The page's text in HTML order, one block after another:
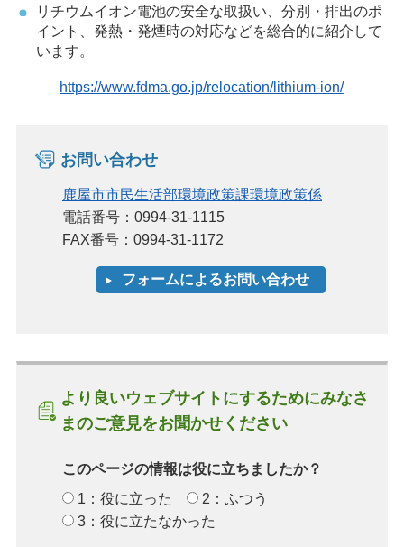
リチウムイオン電池の安全な取扱い、分別・排出のポ
イント、発熱・発煙時の対応などを総合的に紹介して
います。
https://www.fdma.go.jp/relocation/lithium-ion/
お問い合わせ
鹿屋市市民生活部環境政策課環境政策係
電話番号：0994-31-1115
FAX番号：0994-31-1172
より良いウェブサイトにするためにみなさ
まのご意見をお聞かせください
このページの情報は役に立ちましたか？
1：役に立った
2：ふつう
3：役に立たなかった